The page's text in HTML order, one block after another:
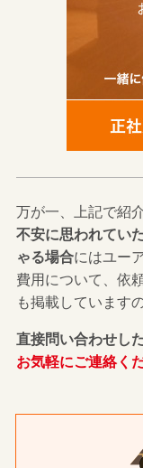
万が一、上記で紹
不安に思われてい
ゃる場合にはユー
費用について、依
も掲載しています
直接問い合わせし
お気軽にご連絡く